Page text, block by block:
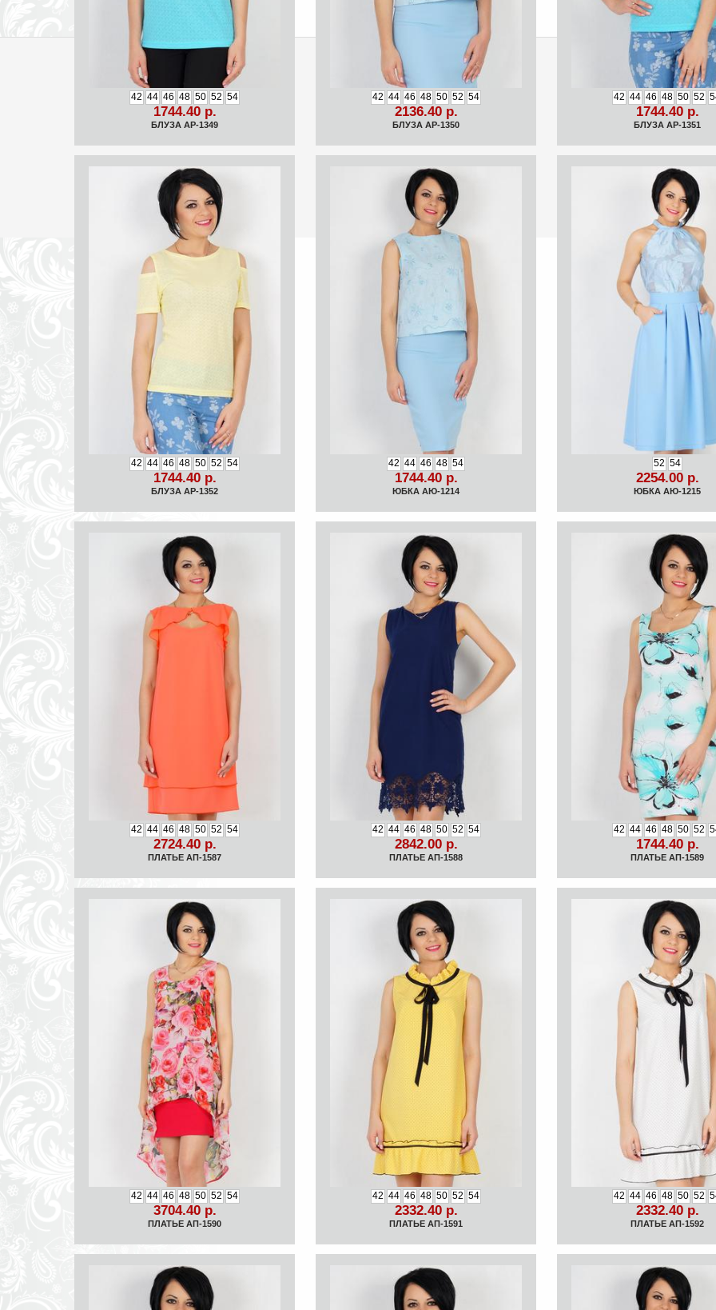
42 44 46 48 50 52 54
1744.40 р.
БЛУЗА АР-1349
42 44 46 48 50 52 54
2136.40 р.
БЛУЗА АР-1350
42 44 46 48 50 52
1744.40 р.
БЛУЗА АР-1351
42 44 46 48 50 52 54
1744.40 р.
БЛУЗА АР-1352
42 44 46 48 54
1744.40 р.
ЮБКА АЮ-1214
52 54
2254.00 р.
ЮБКА АЮ-1215
42 44 46 48 50 52 54
2724.40 р.
ПЛАТЬЕ АП-1587
42 44 46 48 50 52 54
2842.00 р.
ПЛАТЬЕ АП-1588
42 44 46 48 50 52
1744.40 р.
ПЛАТЬЕ АП-1589
42 44 46 48 50 52 54
3704.40 р.
ПЛАТЬЕ АП-1590
42 44 46 48 50 52 54
2332.40 р.
ПЛАТЬЕ АП-1591
42 44 46 48 50 52
2332.40 р.
ПЛАТЬЕ АП-1592